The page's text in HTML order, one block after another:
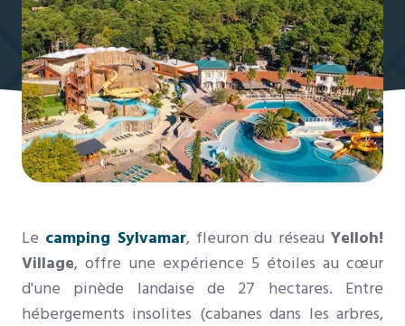
Le camping Sylvamar, fleuron du réseauYelloh!
Village, offre une expérience 5 étoiles au cœur
d'une pinède landaise de 27 hectares. Entre
hébergements insolites (cabanes dans les arbres,